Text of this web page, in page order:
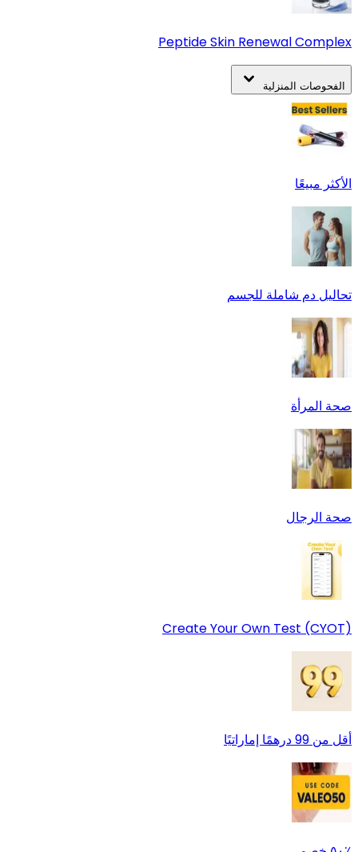
Peptide Skin Renewal Complex
الفحوصات المنزلية
الأكثر مبيعًا
تحاليل دم شاملة للجسم
صحة المرأة
صحة الرجال
Create Your Own Test (CYOT)
أقل من 99 درهمًا إماراتيًا